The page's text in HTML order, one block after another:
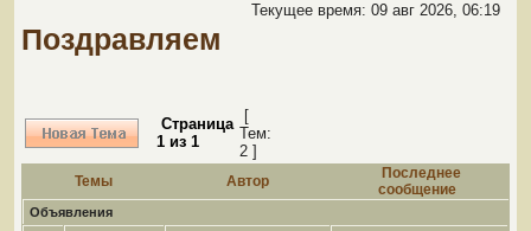
Текущее время: 09 авг 2026, 06:19
Поздравляем
Страница
1 из 1
[
Тем:
2 ]
Темы Автор
Последнее
сообщение
Объявления